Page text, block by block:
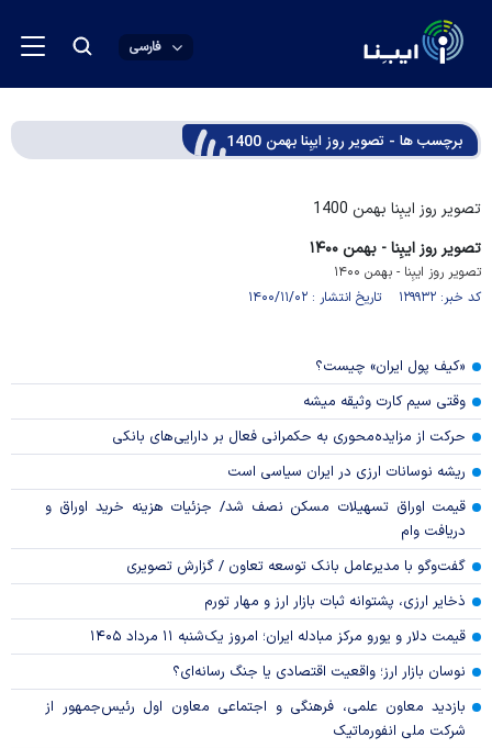
فارسی
برچسب ها - تصویر روز ایبِنا بهمن 1400
تصویر روز ایبِنا بهمن 1400
تصویر روز ایبِنا - بهمن ۱۴۰۰
تصویر روز ایبِنا - بهمن ۱۴۰۰
کد خبر: ۱۲۹۹۳۲ تاریخ انتشار : ۱۴۰۰/۱۱/۰۲
«کیف پول ایران» چیست؟
وقتی سیم کارت وثیقه میشه
حرکت از مزایده‌محوری به حکمرانی فعال بر دارایی‌های بانکی
ریشه نوسانات ارزی در ایران سیاسی است
قیمت اوراق تسهیلات مسکن نصف شد/ جزئیات هزینه خرید اوراق و
دریافت وام
گفت‌وگو با مدیرعامل بانک توسعه تعاون / گزارش تصویری
ذخایر ارزی، پشتوانه ثبات بازار ارز و مهار تورم
قیمت دلار و یورو مرکز مبادله ایران؛ امروز یک‌شنبه ۱۱ مرداد ۱۴۰۵
نوسان بازار ارز؛ واقعیت اقتصادی یا جنگ رسانه‌ای؟
بازدید معاون علمی، فرهنگی و اجتماعی معاون اول رئیس‌جمهور از
شرکت ملی انفورماتیک